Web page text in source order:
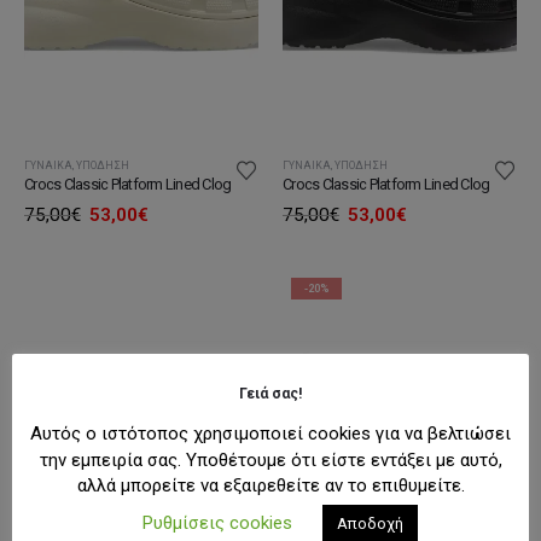
ΓΥΝΑΊΚΑ, ΥΠΌΔΗΣΗ
Crocs Classic Platform Lined Clog
75,00€ Original
53,00€Η
ΓΥΝΑΊΚΑ, ΥΠΌΔΗΣΗ
Crocs Classic Platform Lined Clog
75,00€ Original
53,00€Η
-20%
Γειά σας!
Αυτός ο ιστότοπος χρησιμοποιεί cookies για να βελτιώσει
την εμπειρία σας. Υποθέτουμε ότι είστε εντάξει με αυτό,
αλλά μπορείτε να εξαιρεθείτε αν το επιθυμείτε.
Ρυθμίσεις cookies
Αποδοχή